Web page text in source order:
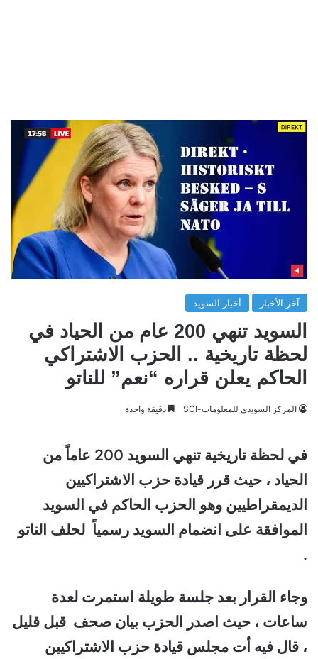
آخر الأخبار أخبار السويد
السويد تنهي 200 عام من الحياد في
لحظة تاريخية .. الحزب الاشتراكي
الحاكم يعلن قراره “نعم” للناتو
المركز السويدي للمعلومات-SCI دقيقة واحدة
في لحظة تاريخية تنهي السويد 200 عاماً من
الحياد ، حيث قرر قيادة حزب الاشتراكيين
الديمقراطيين وهو الحزب الحاكم في السويد
الموافقة على انضمام السويد رسمياً لحلف الناتو
.
وجاء القرار بعد جلسة طويلة استمرت لعدة
ساعات ، حيث اصدر الحزب بيان صحف قبل قليل
، قال فيه أت مجلس قيادة حزب الاشتراكيين